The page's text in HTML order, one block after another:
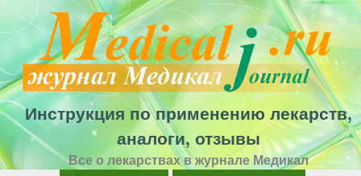
Перейти
к
основному
содержанию
Инструкция по применению лекарств,
аналоги, отзывы
Все о лекарствах в журнале Медикал